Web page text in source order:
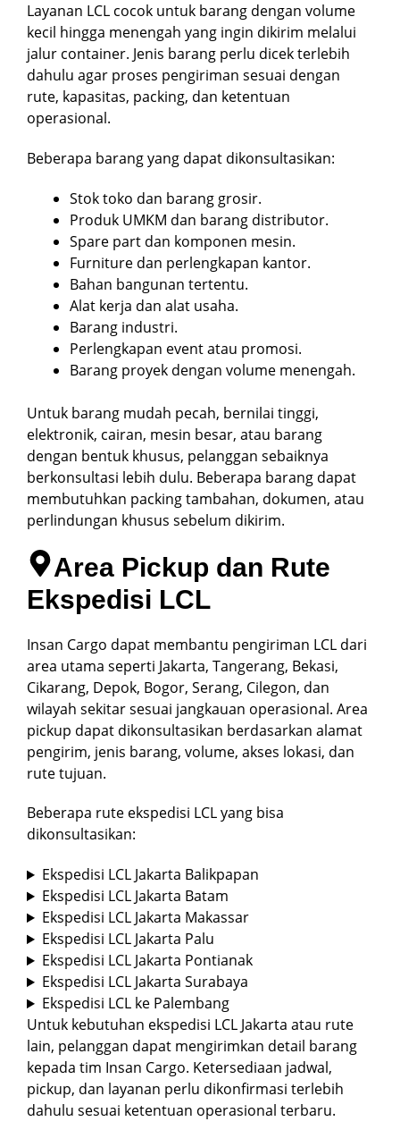
Layanan LCL cocok untuk barang dengan volume
kecil hingga menengah yang ingin dikirim melalui
jalur container. Jenis barang perlu dicek terlebih
dahulu agar proses pengiriman sesuai dengan
rute, kapasitas, packing, dan ketentuan
operasional.
Beberapa barang yang dapat dikonsultasikan:
Stok toko dan barang grosir.
Produk UMKM dan barang distributor.
Spare part dan komponen mesin.
Furniture dan perlengkapan kantor.
Bahan bangunan tertentu.
Alat kerja dan alat usaha.
Barang industri.
Perlengkapan event atau promosi.
Barang proyek dengan volume menengah.
Untuk barang mudah pecah, bernilai tinggi,
elektronik, cairan, mesin besar, atau barang
dengan bentuk khusus, pelanggan sebaiknya
berkonsultasi lebih dulu. Beberapa barang dapat
membutuhkan packing tambahan, dokumen, atau
perlindungan khusus sebelum dikirim.
Area Pickup dan Rute
Ekspedisi LCL
Insan Cargo dapat membantu pengiriman LCL dari
area utama seperti Jakarta, Tangerang, Bekasi,
Cikarang, Depok, Bogor, Serang, Cilegon, dan
wilayah sekitar sesuai jangkauan operasional. Area
pickup dapat dikonsultasikan berdasarkan alamat
pengirim, jenis barang, volume, akses lokasi, dan
rute tujuan.
Beberapa rute ekspedisi LCL yang bisa
dikonsultasikan:
Ekspedisi LCL Jakarta Balikpapan
Ekspedisi LCL Jakarta Batam
Ekspedisi LCL Jakarta Makassar
Ekspedisi LCL Jakarta Palu
Ekspedisi LCL Jakarta Pontianak
Ekspedisi LCL Jakarta Surabaya
Ekspedisi LCL ke Palembang
Untuk kebutuhan ekspedisi LCL Jakarta atau rute
lain, pelanggan dapat mengirimkan detail barang
kepada tim Insan Cargo. Ketersediaan jadwal,
pickup, dan layanan perlu dikonfirmasi terlebih
dahulu sesuai ketentuan operasional terbaru.